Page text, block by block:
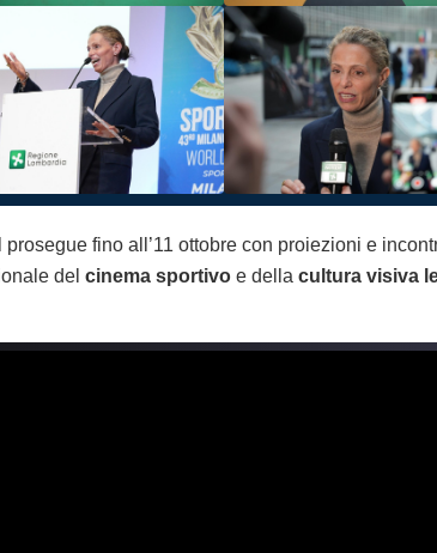
prosegue fino all’11 ottobre con proiezioni e
del cinema sportivo e della cultura visiva